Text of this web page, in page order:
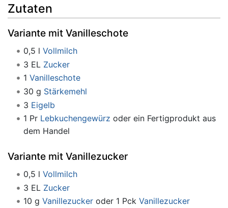
Zutaten
Variante mit Vanilleschote
0,5 l Vollmilch
3 EL Zucker
1 Vanilleschote
30 g Stärkemehl
3 Eigelb
1 Pr Lebkuchengewürz oder ein Fertigprodukt aus
dem Handel
Variante mit Vanillezucker
0,5 l Vollmilch
3 EL Zucker
10 g Vanillezuckeroder 1 Pck Vanillezucker